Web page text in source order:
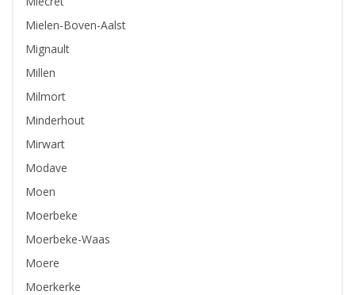
Mielen-Boven-Aalst
Mignault
Millen
Milmort
Minderhout
Mirwart
Modave
Moen
Moerbeke
Moerbeke-Waas
Moere
Moerkerke